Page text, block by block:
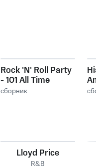
Rock 'N' Roll Party
- 101 All Time
Greats
сборник
Lloyd Price
R&B